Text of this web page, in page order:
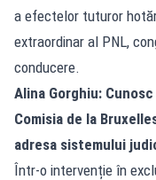
a efectelor tuturor
extraordinar al PNL,
conducere.
Alina Gorghiu:
Comisia de la
adresa sistemului
Într-o intervenție în